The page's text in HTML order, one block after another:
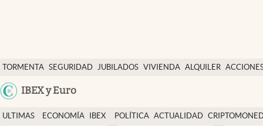
TORMENTA SEGURIDAD JUBILADOS VIVIENDA ALQUILER
IBEX y Euro
Economía y finanzas
Política
Actualidad
ULTIMAS
ECONOMÍA
IBEX
POLÍTICA ACTUALIDAD